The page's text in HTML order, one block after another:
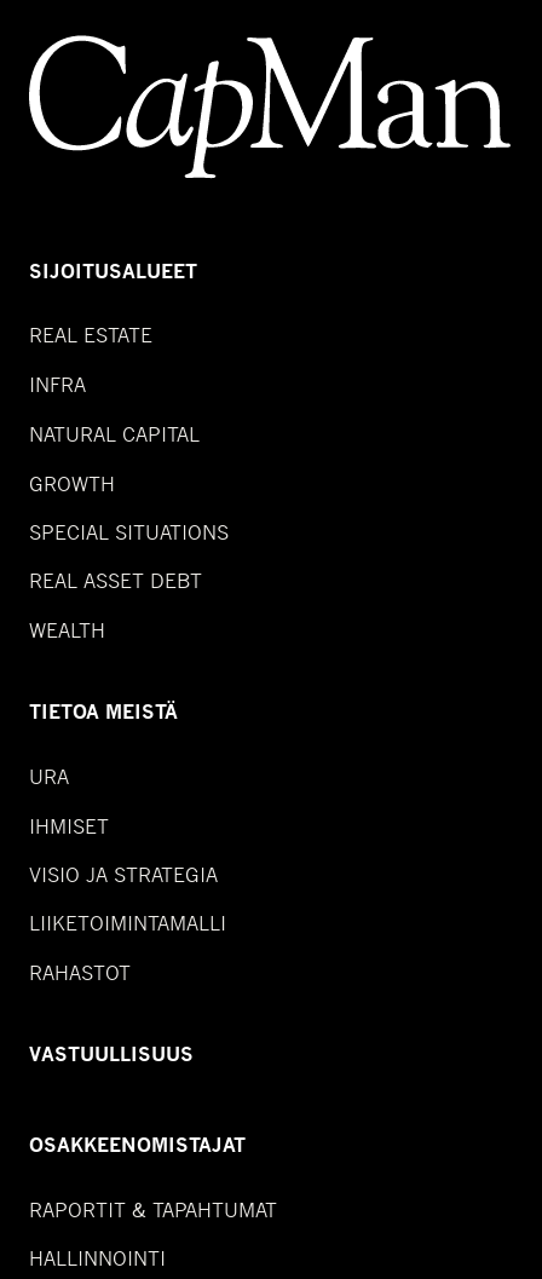
SIJOITUSALUEET
REAL ESTATE
INFRA
NATURAL CAPITAL
GROWTH
SPECIAL SITUATIONS
REAL ASSET DEBT
WEALTH
TIETOA MEISTÄ
URA
IHMISET
VISIO JA STRATEGIA
LIIKETOIMINTAMALLI
RAHASTOT
VASTUULLISUUS
OSAKKEENOMISTAJAT
RAPORTIT & TAPAHTUMAT
HALLINNOINTI